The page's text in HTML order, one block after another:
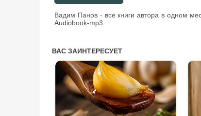
Вадим Панов - все книги автора в одном
Audiobook-mp3.